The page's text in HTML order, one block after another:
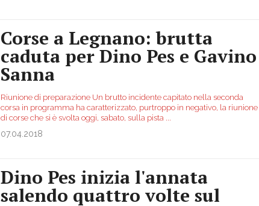
Corse a Legnano: brutta
caduta per Dino Pes e Gavino
Sanna
Riunione di preparazione Un brutto incidente capitato nella seconda
corsa in programma ha caratterizzato, purtroppo in negativo, la riunione
di corse che si è svolta oggi, sabato, sulla pista
07.04.2018
Dino Pes inizia l'annata
salendo quattro volte sul